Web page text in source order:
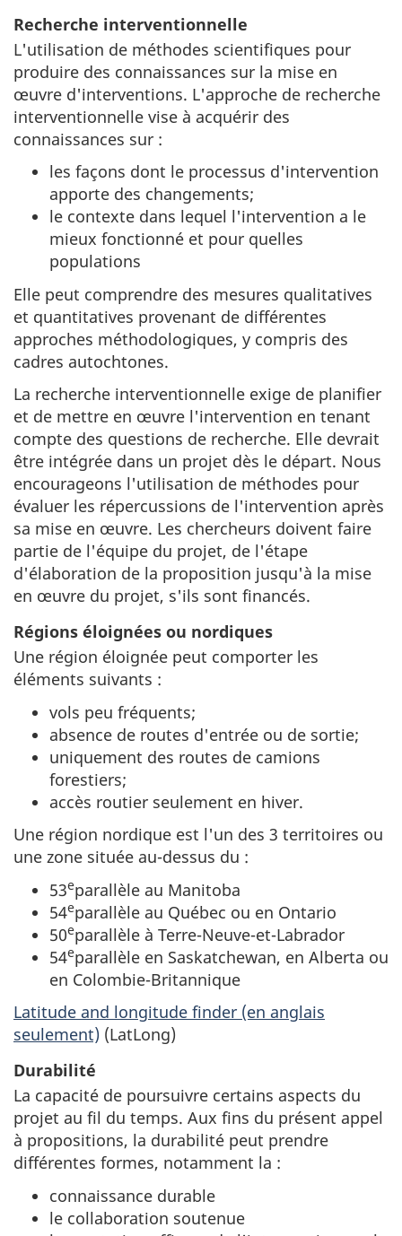
Recherche interventionnelle
L'utilisation de méthodes scientifiques pour
produire des connaissances sur la mise en
œuvre d'interventions. L'approche de recherche
interventionnelle vise à acquérir des
connaissances sur :
les façons dont le processus d'intervention
apporte des changements;
le contexte dans lequel l'intervention a le
mieux fonctionné et pour quelles
populations
Elle peut comprendre des mesures qualitatives
et quantitatives provenant de différentes
approches méthodologiques, y compris des
cadres autochtones.
La recherche interventionnelle exige de planifier
et de mettre en œuvre l'intervention en tenant
compte des questions de recherche. Elle devrait
être intégrée dans un projet dès le départ. Nous
encourageons l'utilisation de méthodes pour
évaluer les répercussions de l'intervention après
sa mise en œuvre. Les chercheurs doivent faire
partie de l'équipe du projet, de l'étape
d'élaboration de la proposition jusqu'à la mise
en œuvre du projet, s'ils sont financés.
Régions éloignées ou nordiques
Une région éloignée peut comporter les
éléments suivants :
vols peu fréquents;
absence de routes d'entrée ou de sortie;
uniquement des routes de camions
forestiers;
accès routier seulement en hiver.
Une région nordique est l'un des 3 territoires ou
une zone située au-dessus du :
53eparallèle au Manitoba
54eparallèle au Québec ou en Ontario
50eparallèle à Terre-Neuve-et-Labrador
54eparallèle en Saskatchewan, en Alberta ou
en Colombie-Britannique
Latitude and longitude finder (en anglais
seulement) (LatLong)
Durabilité
La capacité de poursuivre certains aspects du
projet au fil du temps. Aux fins du présent appel
à propositions, la durabilité peut prendre
différentes formes, notamment la :
connaissance durable
le collaboration soutenue